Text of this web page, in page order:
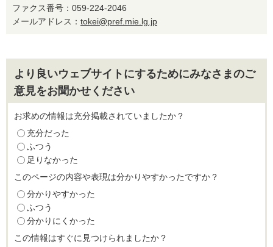
ファクス番号：059-224-2046
メールアドレス： tokei@pref.mie.lg.jp
より良いウェブサイトにするためにみなさまのご
意見をお聞かせください
お求めの情報は充分掲載されていましたか？
充分だった
ふつう
足りなかった
このページの内容や表現は分かりやすかったですか？
分かりやすかった
ふつう
分かりにくかった
この情報はすぐに見つけられましたか？